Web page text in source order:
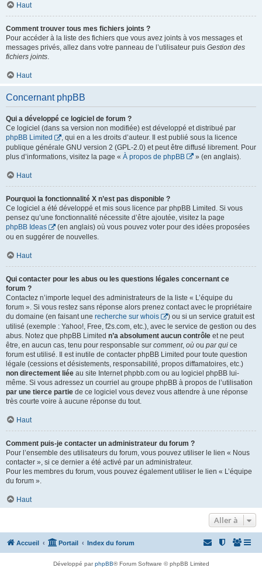
Haut
Comment trouver tous mes fichiers joints ?
Pour accéder à la liste des fichiers que vous avez joints à vos messages et
messages privés, allez dans votre panneau de l’utilisateur puis Gestion des
fichiers joints.
Haut
Concernant phpBB
Qui a développé ce logiciel de forum ?
Ce logiciel (dans sa version non modifiée) est développé et distribué par
phpBB Limited
, qui en a les droits d’auteur. Il est publié sous la licence
publique générale GNU version 2 (GPL-2.0) et peut être diffusé librement. Pour
plus d’informations, visitez la page « À propos de phpBB » (en anglais).
Haut
Pourquoi la fonctionnalité X n’est pas disponible ?
Ce logiciel a été développé et mis sous licence par phpBB Limited. Si vous
pensez qu’une fonctionnalité nécessite d’être ajoutée, visitez la page
phpBB Ideas
(en anglais) où vous pouvez voter pour des idées proposées
ou en suggérer de nouvelles.
Haut
Qui contacter pour les abus ou les questions légales concernant ce
forum ?
Contactez n’importe lequel des administrateurs de la liste « L’équipe du
forum ». Si vous restez sans réponse alors prenez contact avec le propriétaire
du domaine (en faisant une recherche sur whois
) ou si un service gratuit est
utilisé (exemple : Yahoo!, Free, f2s.com, etc.), avec le service de gestion ou des
abus. Notez que phpBB Limited n’a absolument aucun contrôle et ne peut
être, en aucun cas, tenu pour responsable sur comment, où ou par qui ce
forum est utilisé. Il est inutile de contacter phpBB Limited pour toute question
légale (cessions et désistements, responsabilité, propos diffamatoires, etc.)
non directement liée au site Internet phpbb.com ou au logiciel phpBB lui-
même. Si vous adressez un courriel au groupe phpBB à propos de l’utilisation
par une tierce partie de ce logiciel vous devez vous attendre à une réponse
très courte voire à aucune réponse du tout.
Haut
Comment puis-je contacter un administrateur du forum ?
Pour l’ensemble des utilisateurs du forum, vous pouvez utiliser le lien « Nous
contacter », si ce dernier a été activé par un administrateur.
Pour les membres du forum, vous pouvez également utiliser le lien « L’équipe
du forum ».
Haut
Aller à
Accueil Portail Index du forum
Développé parphpBB® Forum Software © phpBB Limited